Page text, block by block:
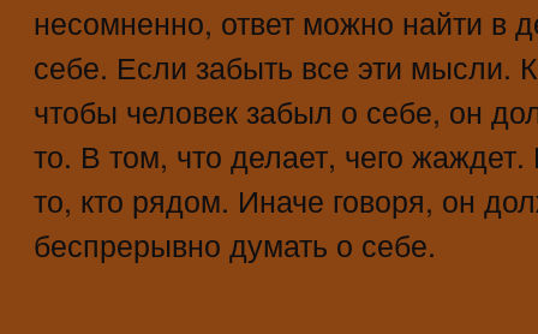
несомненно, ответ можно найти в
себе. Если забыть все эти мысли.
чтобы человек забыл о себе, он
то. В том, что делает, чего
то, кто рядом. Иначе говоря, он
беспрерывно думать о себе.